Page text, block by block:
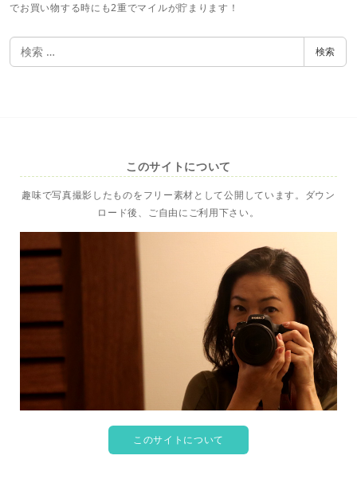
でお買い物する時にも2重でマイルが貯まります！
検
索
検索
このサイトについて
趣味で写真撮影したものをフリー素材として公開しています。ダウン
ロード後、ご自由にご利用下さい。
このサイトについて